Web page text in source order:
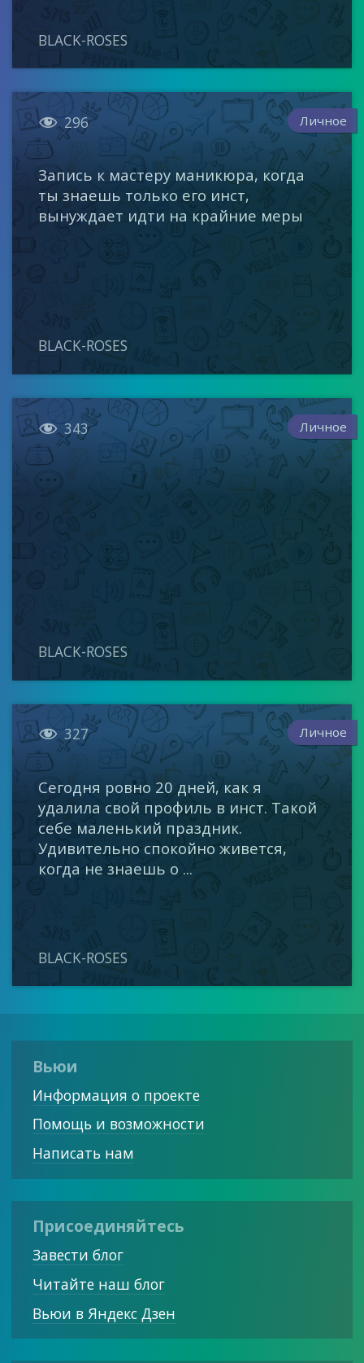
BLACK-ROSES
 296 Личное
Запись к мастеру маникюра, когда
ты знаешь только его инст,
вынуждает идти на крайние меры
BLACK-ROSES
 343 Личное
BLACK-ROSES
 327 Личное
Сегодня ровно 20 дней, как я
удалила свой профиль в инст. Такой
себе маленький праздник.
Удивительно спокойно живется,
когда не знаешь о ...
BLACK-ROSES
Вьюи
Информация о проекте
Помощь и возможности
Написать нам
Присоединяйтесь
Завести блог
Читайте наш блог
Вьюи в Яндекс Дзен